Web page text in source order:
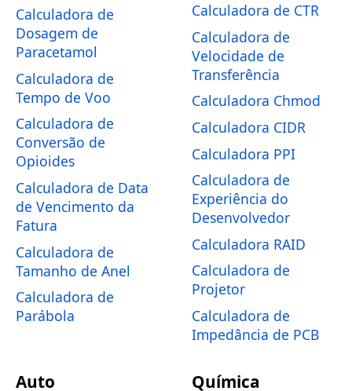
Calculadora de
Dosagem de
Paracetamol
Calculadora de
Tempo de Voo
Calculadora de
Conversão de
Opioides
Calculadora de Data
de Vencimento da
Fatura
Calculadora de
Tamanho de Anel
Calculadora de
Parábola
Calculadora de CTR
Calculadora de
Velocidade de
Transferência
Calculadora Chmod
Calculadora CIDR
Calculadora PPI
Calculadora de
Experiência do
Desenvolvedor
Calculadora RAID
Calculadora de
Projetor
Calculadora de
Impedância de PCB
Auto Química